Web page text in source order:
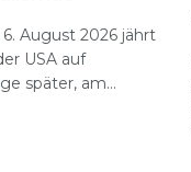
August 2026 jährt
USA auf
später, am...